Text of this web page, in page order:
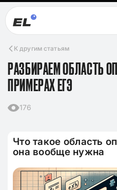
К другим статьям
РАЗБИРАЕМ ОБЛАСТЬ
ПРИМЕРАХ ЕГЭ
176
Что такое область
она вообще нужна